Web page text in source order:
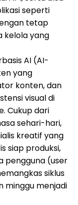
seperti
tetap
kelola yang
AI (AI-
yang
konten, dan
visual di
Cukup dari
sehari-hari,
kreatif yang
siap produksi,
pengguna (user
siklus
minggu menjadi